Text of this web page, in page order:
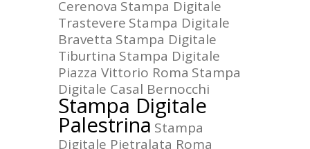
Cerenova Stampa Digitale
Trastevere Stampa Digitale
Bravetta Stampa Digitale
Tiburtina Stampa Digitale
Piazza Vittorio Roma Stampa
Digitale Casal Bernocchi
Stampa Digitale
Palestrina Stampa
Digitale Pietralata Roma